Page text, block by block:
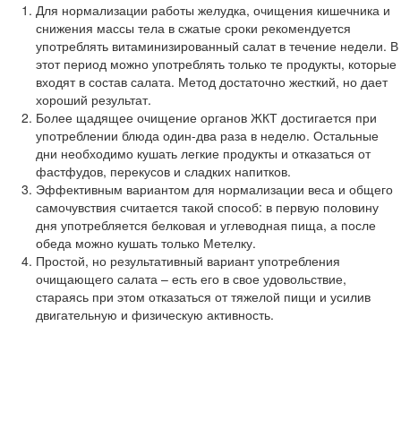
Для нормализации работы желудка, очищения кишечника и
снижения массы тела в сжатые сроки рекомендуется
употреблять витаминизированный салат в течение недели. В
этот период можно употреблять только те продукты, которые
входят в состав салата. Метод достаточно жесткий, но дает
хороший результат.
Более щадящее очищение органов ЖКТ достигается при
употреблении блюда один-два раза в неделю. Остальные
дни необходимо кушать легкие продукты и отказаться от
фастфудов, перекусов и сладких напитков.
Эффективным вариантом для нормализации веса и общего
самочувствия считается такой способ: в первую половину
дня употребляется белковая и углеводная пища, а после
обеда можно кушать только Метелку.
Простой, но результативный вариант употребления
очищающего салата – есть его в свое удовольствие,
стараясь при этом отказаться от тяжелой пищи и усилив
двигательную и физическую активность.